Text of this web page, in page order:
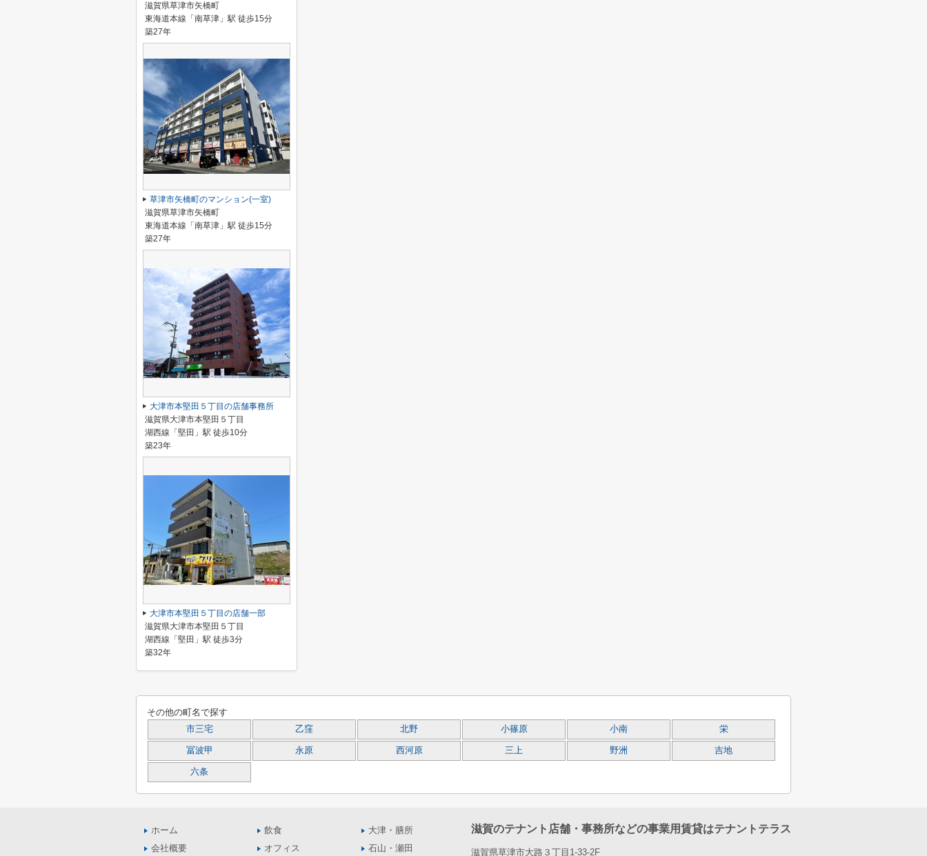
滋賀県草津市矢橋町
東海道本線「南草津」駅 徒歩15分
築27年
草津市矢橋町のマンション(一室)
滋賀県草津市矢橋町
東海道本線「南草津」駅 徒歩15分
築27年
大津市本堅田５丁目の店舗事務所
滋賀県大津市本堅田５丁目
湖西線「堅田」駅 徒歩10分
築23年
大津市本堅田５丁目の店舗一部
滋賀県大津市本堅田５丁目
湖西線「堅田」駅 徒歩3分
築32年
その他の町名で探す
市三宅 乙窪 北野 小篠原 小南 栄
冨波甲 永原 西河原 三上 野洲 吉地
六条
ホーム
会社概要
飲食
オフィス
大津・膳所
石山・瀬田
滋賀のテナント店舗・事務所などの事業用賃貸はテナントテラス
滋賀県草津市大路３丁目1-33-2F